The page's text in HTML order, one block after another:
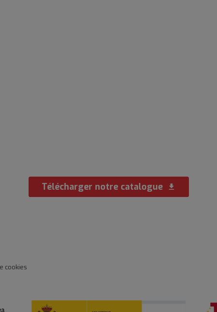
Télécharger notre catalogue download
cookies